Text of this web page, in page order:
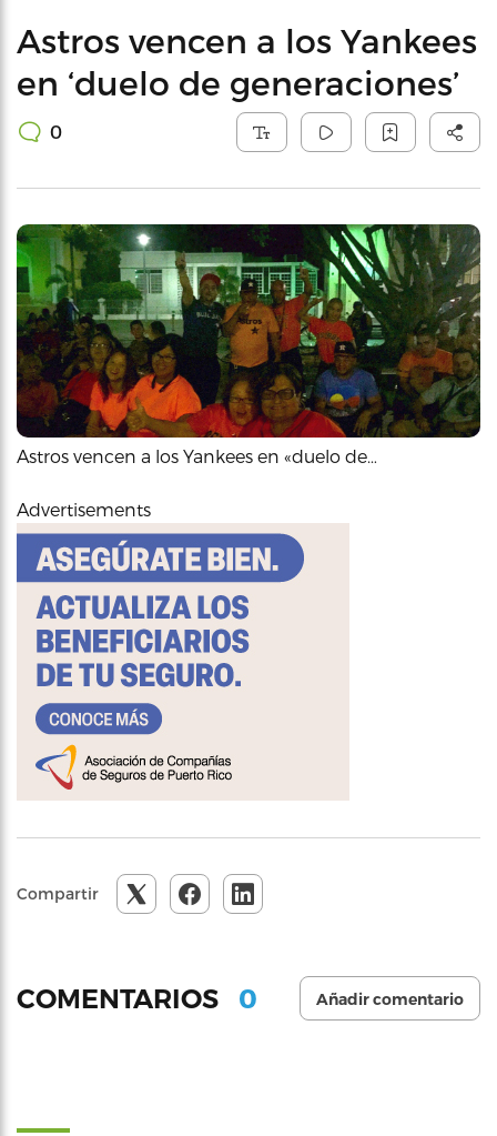
Astros vencen a los Yankees
en ‘duelo de generaciones’
0
Astros vencen a los Yankees en «duelo de…
Advertisements
Compartir
COMENTARIOS 0 Añadir comentario